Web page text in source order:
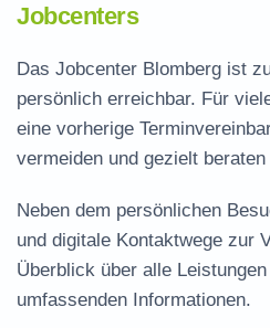
Jobcenters
Das Jobcenter Blomberg ist
persönlich erreichbar. Für
eine vorherige
vermeiden und gezielt
Neben dem persönlichen
und digitale Kontaktwege zur
Überblick über alle
umfassenden Informationen.